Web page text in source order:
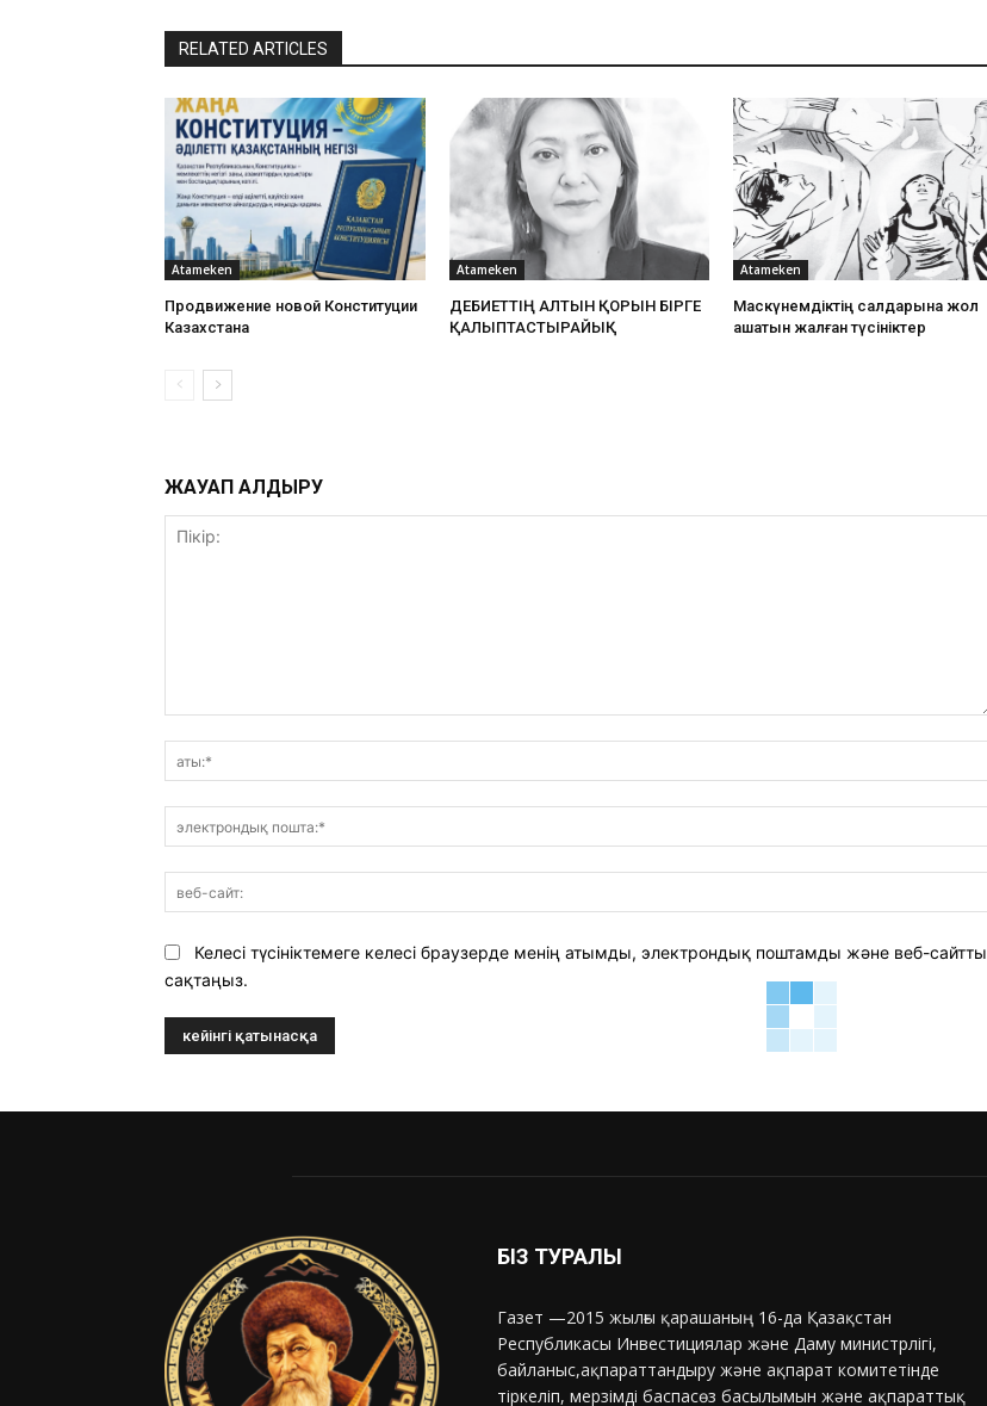
RELATED ARTICLES
Atameken
Продвижение новой Конституции
Казахстана
Atameken
ӘДЕБИЕТТІҢ АЛТЫН ҚОРЫН БІРГЕ
ҚАЛЫПТАСТЫРАЙЫҚ
Atameken
Маскүнемдіктің салдарына жол
ашатын жалған түсініктер
ЖАУАП ҚАЛДЫРУ
Келесі түсініктемеге келесі браузерде менің атымды, электрондық поштамды және веб-сайтты
сақтаңыз.
БІЗ ТУРАЛЫ
Газет —2015 жылғы қарашаның 16-да Қазақстан
Республикасы Инвестициялар және Даму министрлігі,
байланыс,ақпараттандыру және ақпарат комитетінде
тіркеліп, мерзімді баспасөз басылымын және ақпараттық